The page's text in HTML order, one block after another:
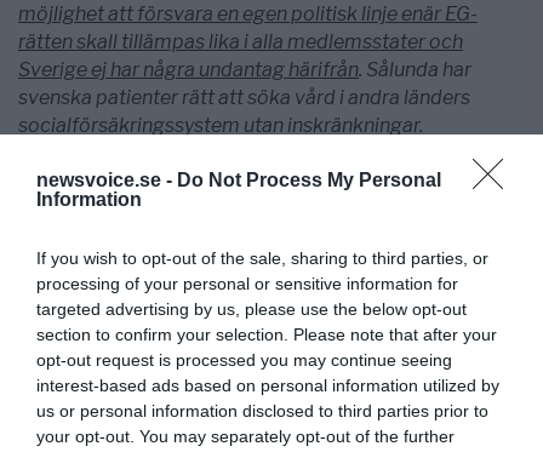
newsvoice.se - Do Not Process My Personal
Information
If you wish to opt-out of the sale, sharing to third parties, or
processing of your personal or sensitive information for
targeted advertising by us, please use the below opt-out
section to confirm your selection. Please note that after your
opt-out request is processed you may continue seeing
interest-based ads based on personal information utilized by
us or personal information disclosed to third parties prior to
your opt-out. You may separately opt-out of the further
möjlighet att försvara en egen politisk linje enär EG-
rätten skall tillämpas lika i alla medlemsstater och
Sverige ej har några undantag härifrån. Sålunda har
svenska patienter rätt att söka vård i andra länders
socialförsäkringssystem utan inskränkningar.
Lund den 7 december 2010
Carl Michael von Quitzow LL.D.
Detta är copyright och får ej missbrukas!
Carl Michael von Quitzow
Jur dr., Jean Monnet Professor i Europeisk rätt
Hur är det ställt med rättssäkerheten i Sverige på
det specifika området gränsöverskridande vård, du
kan läsa mer i skrivelse [4] till EU-kommissionärerna,
där då bl.a. om kartell bildning för att skydda den